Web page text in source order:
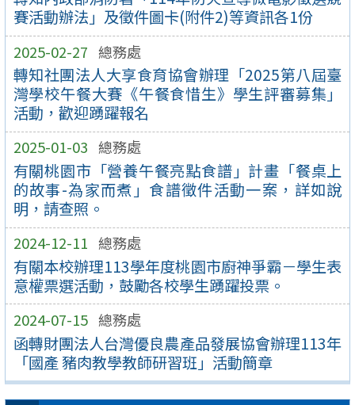
賽活動辦法」及徵件圖卡(附件2)等資訊各1份
2025-02-27 總務處
轉知社團法人大享食育協會辦理「2025第八屆臺
灣學校午餐大賽《午餐食惜生》學生評審募集」
活動，歡迎踴躍報名
2025-01-03 總務處
有關桃園市「營養午餐亮點食譜」計畫「餐桌上
的故事-為家而煮」食譜徵件活動一案，詳如說
明，請查照。
2024-12-11 總務處
有關本校辦理113學年度桃園市廚神爭霸－學生表
意權票選活動，鼓勵各校學生踴躍投票。
2024-07-15 總務處
函轉財團法人台灣優良農產品發展協會辦理113年
「國產 豬肉教學教師研習班」活動簡章